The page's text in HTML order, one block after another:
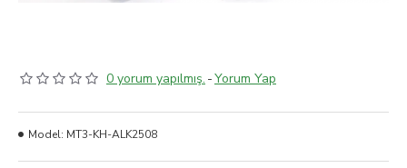
0 yorum yapılmış. -Yorum Yap
Model: MT3-KH-ALK2508